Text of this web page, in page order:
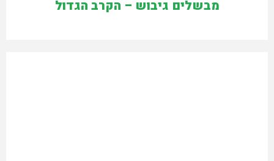
מבשלים גיבוש – הקרב הגדול